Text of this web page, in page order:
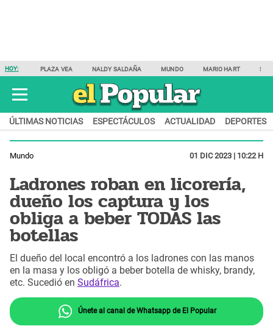
HOY: PLAZA VEA NALDY SALDAÑA MUNDO MARIO HART
ÚLTIMAS NOTICIAS ESPECTÁCULOS ACTUALIDAD DEPORTES
Mundo 01 DIC 2023 | 10:22 H
Ladrones roban en licorería,
dueño los captura y los
obliga a beber TODAS las
botellas
El dueño del local encontró a los ladrones con las manos
en la masa y los obligó a beber botella de whisky, brandy,
etc. Sucedió en Sudáfrica.
Únete al canal de Whatsapp de El Popular